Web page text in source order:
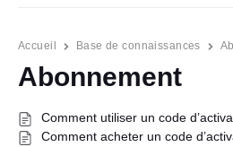
Accueil Base de connaissances
Abonnement
Comment utiliser un code
Comment acheter un code